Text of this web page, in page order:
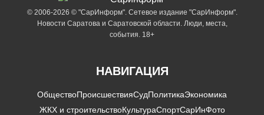
© 2006-2026 © "СарИнформ". Сетевое издание "СарИнформ".
Новости Саратова и Саратовской области. Люди, места,
события. 18+
НАВИГАЦИЯ
ОбществоПроисшествияСудПолитикаЭкономика
ЖКХ и строительствоКультураСпортСарИнФото